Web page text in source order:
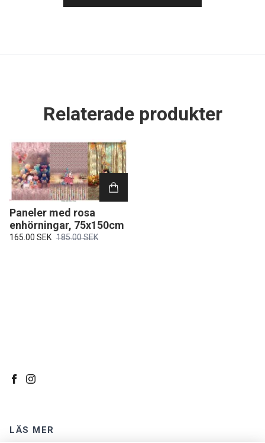
Relaterade produkter
Paneler med rosa
enhörningar, 75x150cm
165.00 SEK 185.00 SEK
LÄS MER